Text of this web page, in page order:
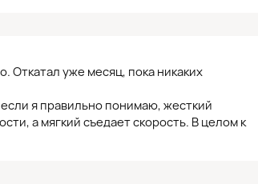
Откатал уже месяц, пока никаких
я правильно понимаю, жесткий
а мягкий съедает скорость. В целом к